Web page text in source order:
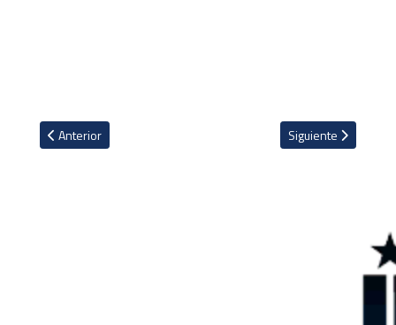
Artículo anterior: La BBC Mundo analiza los principales desafíos
Anterior Artículo siguiente:
Siguiente